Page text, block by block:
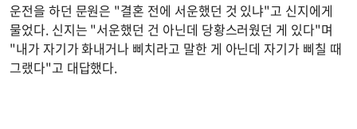
운전을 하던 문원은 "결혼 전에 서운했던 것 있냐"고 신지에게
물었다. 신지는 "서운했던 건 아닌데 당황스러웠던 게 있다"며
"내가 자기가 화내거나 삐치라고 말한 게 아닌데 자기가 삐칠 때
그랬다"고 대답했다.